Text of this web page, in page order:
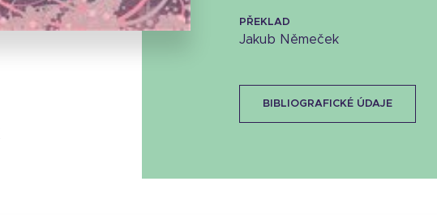
PŘEKLAD
Jakub Němeček
BIBLIOGRAFICKÉ ÚDAJE